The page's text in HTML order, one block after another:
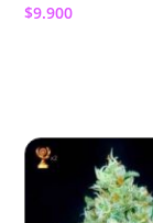
$9.900